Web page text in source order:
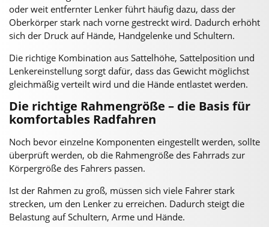
oder weit entfernter Lenker führt häufig dazu, dass der
Oberkörper stark nach vorne gestreckt wird. Dadurch erhöht
sich der Druck auf Hände, Handgelenke und Schultern.
Die richtige Kombination aus Sattelhöhe, Sattelposition und
Lenkereinstellung sorgt dafür, dass das Gewicht möglichst
gleichmäßig verteilt wird und die Hände entlastet werden.
Die richtige Rahmengröße – die Basis für
komfortables Radfahren
Noch bevor einzelne Komponenten eingestellt werden, sollte
überprüft werden, ob die Rahmengröße des Fahrrads zur
Körpergröße des Fahrers passen.
Ist der Rahmen zu groß, müssen sich viele Fahrer stark
strecken, um den Lenker zu erreichen. Dadurch steigt die
Belastung auf Schultern, Arme und Hände.